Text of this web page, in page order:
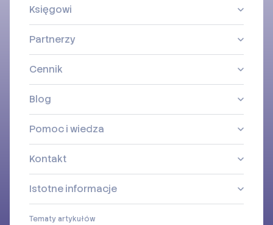
Księgowi
Partnerzy
Cennik
Blog
Pomoc i wiedza
Kontakt
Istotne informacje
Tematy artykułów